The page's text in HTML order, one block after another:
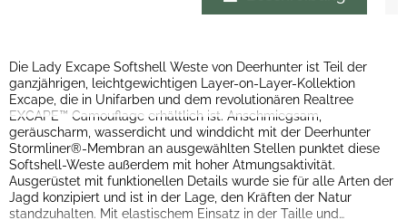
Die Lady Excape Softshell Weste von Deerhunter ist Teil der
ganzjährigen, leichtgewichtigen Layer-on-Layer-Kollektion
Excape, die in Unifarben und dem revolutionären Realtree
EXCAPE™ Camouflage erhältlich ist. Anschmiegsam,
geräuscharm, wasserdicht und winddicht mit der Deerhunter
Stormliner®-Membran an ausgewählten Stellen punktet diese
Softshell-Weste außerdem mit hoher Atmungsaktivität.
Ausgerüstet mit funktionellen Details wurde sie für alle Arten der
Jagd konzipiert und ist in der Lage, den Kräften der Natur
standzuhalten. Mit elastischem Einsatz in der Taille und